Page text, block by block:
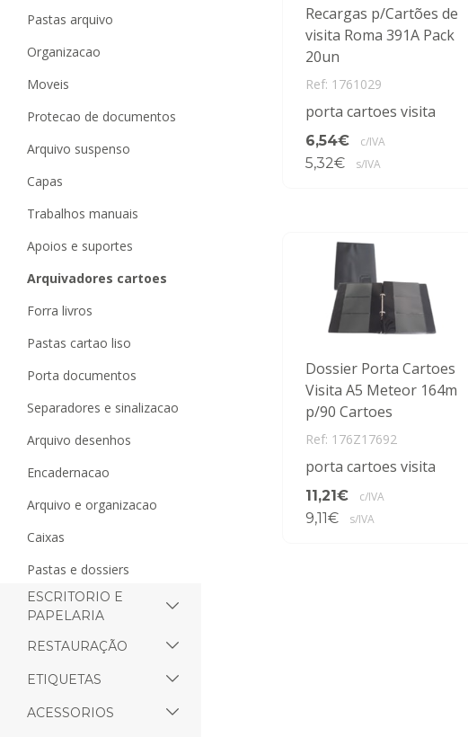
pastas arquivo
organizacao
moveis
protecao de documentos
arquivo suspenso
capas
trabalhos manuais
apoios e suportes
arquivadores cartoes
forra livros
pastas cartao liso
porta documentos
separadores e sinalizacao
arquivo desenhos
encadernacao
arquivo e organizacao
caixas
pastas e dossiers
ESCRITORIO E
PAPELARIA
RESTAURAÇÃO
ETIQUETAS
ACESSORIOS
Recargas p/Cartões de
visita Roma 391A Pack
20un
Ref: 1761029
porta cartoes visita
6,54€ c/IVA
5,32€ s/IVA
Dossier Porta Cartoes
Visita A5 Meteor 164m
p/90 Cartoes
Ref: 176Z17692
porta cartoes visita
11,21€ c/IVA
9,11€ s/IVA